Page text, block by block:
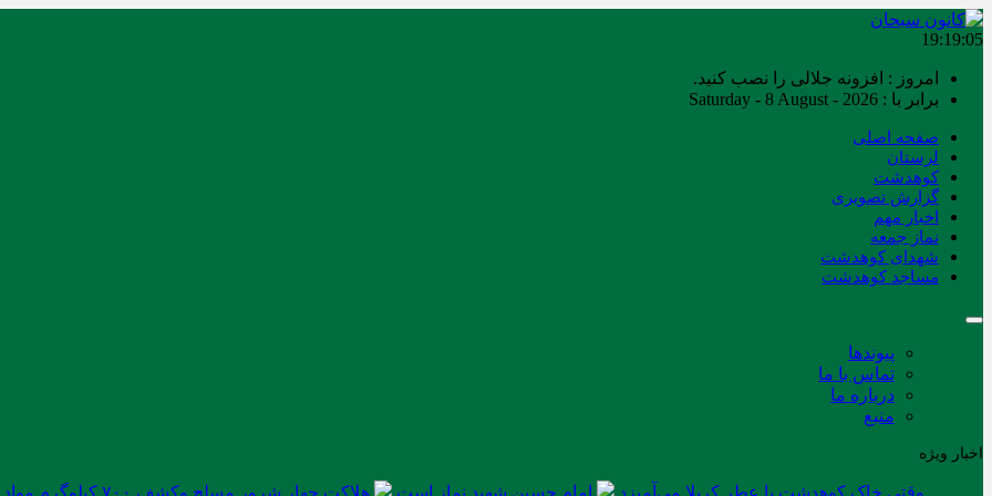
19:19:06
امروز : افزونه جلالی را نصب کنید.
برابر با : Saturday - 8 August - 2026
صفحه اصلی
لرستان
کوهدشت
گزارش تصویری
اخبار مهم
نماز جمعه
شهدای کوهدشت
مساجد کوهدشت
پیوندها
تماس با ما
درباره ما
منبع
اخبار ویژه
وقتی خاک کوهدشت با عطر کربلا می‌آمیزد امام حسین شهید نماز است هلاکت چهار شرور مسلح وکشف ۷۰۰ کیلوگرم مواد مخدر